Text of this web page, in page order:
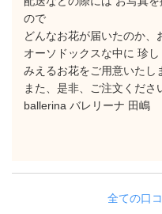
ので
どんなお花が届いたのか、
オーソドックスな中に 珍
みえるお花をご用意いたし
また、是非、ご注文くださ
ballerina バレリーナ 田嶋
全ての口